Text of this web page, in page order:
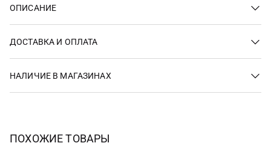
ОПИСАНИЕ
ДОСТАВКА И ОПЛАТА
НАЛИЧИЕ В МАГАЗИНАХ
ПОХОЖИЕ ТОВАРЫ